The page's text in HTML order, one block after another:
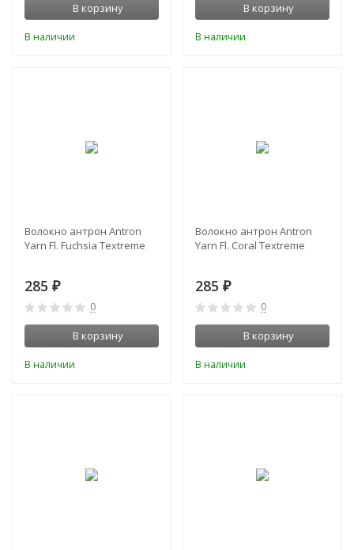
В корзину
В наличии
В корзину
В наличии
Волокно антрон Antron
Yarn Fl. Fuchsia Textreme
285 ₽
0
В корзину
В наличии
Волокно антрон Antron
Yarn Fl. Coral Textreme
285 ₽
0
В корзину
В наличии